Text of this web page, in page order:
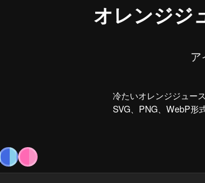
オレンジジ
ア
冷たいオレンジジュー
SVG、PNG、WebP形